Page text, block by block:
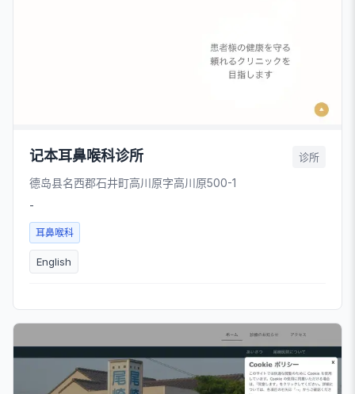
记本耳鼻喉科诊所 诊所
德岛县名西郡石井町高川原字高川原500-1
-
耳鼻喉科
English